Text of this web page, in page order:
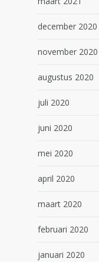
december 2020
november 2020
augustus 2020
juli 2020
juni 2020
mei 2020
april 2020
maart 2020
februari 2020
januari 2020